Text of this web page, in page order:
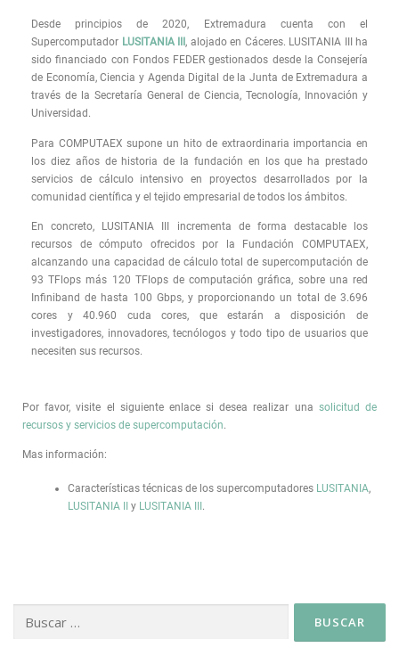
Desde principios de 2020, Extremadura cuenta con el
Supercomputador LUSITANIA III , alojado en Cáceres. LUSITANIA III ha
sido financiado con Fondos FEDER gestionados desde la Consejería
de Economía, Ciencia y Agenda Digital de la Junta de Extremadura a
través de la Secretaría General de Ciencia, Tecnología, Innovación y
Universidad.
Para COMPUTAEX supone un hito de extraordinaria importancia en
los diez años de historia de la fundación en los que ha prestado
servicios de cálculo intensivo en proyectos desarrollados por la
comunidad científica y el tejido empresarial de todos los ámbitos.
En concreto, LUSITANIA III incrementa de forma destacable los
recursos de cómputo ofrecidos por la Fundación COMPUTAEX,
alcanzando una capacidad de cálculo total de supercomputación de
93 TFlops más 120 TFlops de computación gráfica, sobre una red
Infiniband de hasta 100 Gbps, y proporcionando un total de 3.696
cores y 40.960 cuda cores, que estarán a disposición de
investigadores, innovadores, tecnólogos y todo tipo de usuarios que
necesiten sus recursos.
Por favor, visite el siguiente enlace si desea realizar una solicitud de
recursos y servicios de supercomputación.
Mas información:
Características técnicas de los supercomputadores LUSITANIA,
LUSITANIA II
y LUSITANIA III .